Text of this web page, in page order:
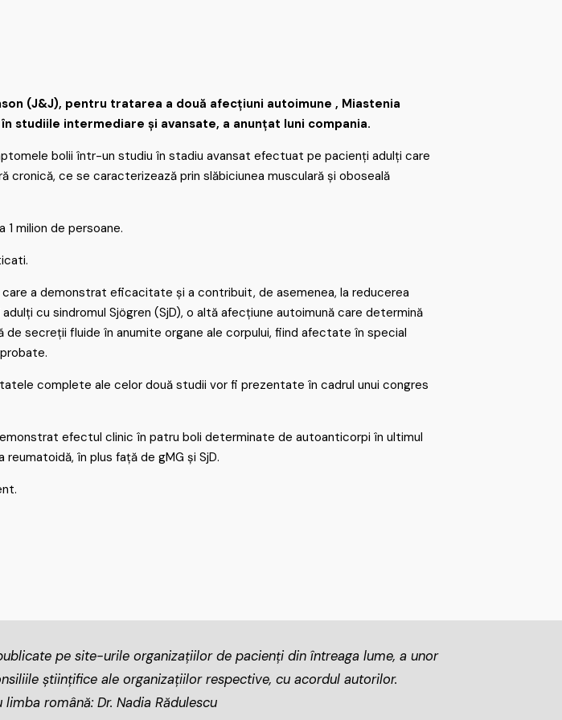
(J&J), pentru tratarea a două afecțiuni autoimune , Miastenia
studiile intermediare și avansate, a anunțat luni compania.
bolii într-un studiu în stadiu avansat efectuat pe pacienți adulți care
cronică, ce se caracterizează prin slăbiciunea musculară și oboseală
milion de persoane.
a demonstrat eficacitate și a contribuit, de asemenea, la reducerea
cu sindromul Sjögren (SjD), o altă afecțiune autoimună care determină
secreții fluide în anumite organe ale corpului, fiind afectate în special
complete ale celor două studii vor fi prezentate în cadrul unui congres
efectul clinic în patru boli determinate de autoanticorpi în ultimul
în plus față de gMG și SjD.
pe site-urile organizațiilor de pacienți din întreaga lume, a unor
științifice ale organizațiilor respective, cu acordul autorilor.
română: Dr. Nadia Rădulescu